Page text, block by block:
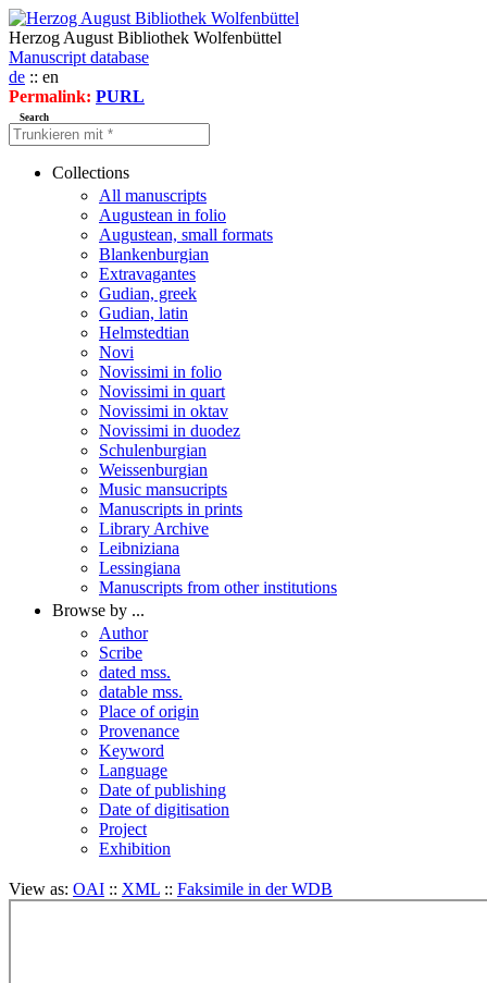
Herzog August Bibliothek Wolfenbüttel
Manuscript database
de :: en
Permalink: PURL
Search
Collections
All manuscripts
Augustean in folio
Augustean, small formats
Blankenburgian
Extravagantes
Gudian, greek
Gudian, latin
Helmstedtian
Novi
Novissimi in folio
Novissimi in quart
Novissimi in oktav
Novissimi in duodez
Schulenburgian
Weissenburgian
Music mansucripts
Manuscripts in prints
Library Archive
Leibniziana
Lessingiana
Manuscripts from other institutions
Browse by ...
Author
Scribe
dated mss.
datable mss.
Place of origin
Provenance
Keyword
Language
Date of publishing
Date of digitisation
Project
Exhibition
View as: OAI :: XML :: Faksimile in der WDB